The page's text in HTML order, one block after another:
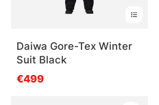
Daiwa Gore-Tex Winter
Suit Black
€499